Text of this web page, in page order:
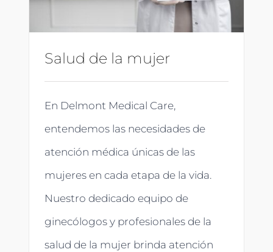
Salud de la mujer
En Delmont Medical Care,
entendemos las necesidades de
atención médica únicas de las
mujeres en cada etapa de la vida.
Nuestro dedicado equipo de
ginecólogos y profesionales de la
salud de la mujer brinda atención